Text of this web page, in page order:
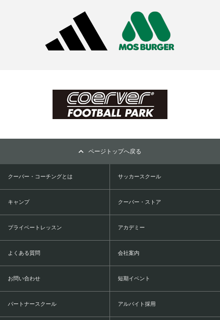
ページトップへ戻る
クーバー・コーチングとは サッカースクール
キャンプ クーバー・ストア
プライベートレッスン アカデミー
よくある質問 会社案内
お問い合わせ 短期イベント
パートナースクール アルバイト採用